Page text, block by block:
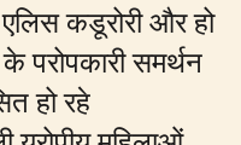
कडूरोरी और हो
परोपकारी समर्थन
हो रहे